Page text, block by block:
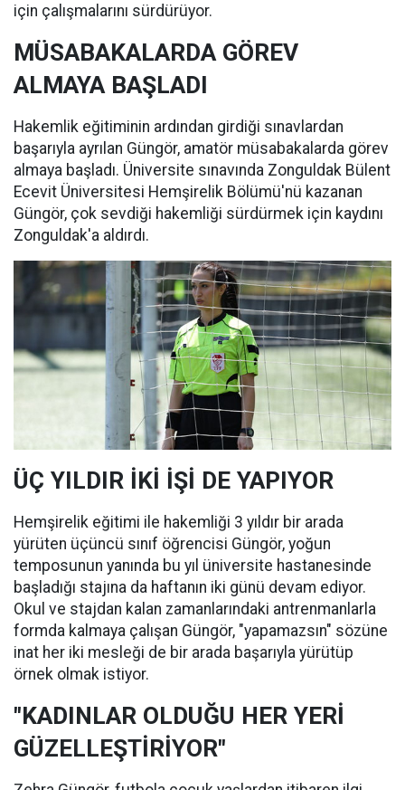
için çalışmalarını sürdürüyor.
MÜSABAKALARDA GÖREV
ALMAYA BAŞLADI
Hakemlik eğitiminin ardından girdiği sınavlardan
başarıyla ayrılan Güngör, amatör müsabakalarda görev
almaya başladı. Üniversite sınavında Zonguldak Bülent
Ecevit Üniversitesi Hemşirelik Bölümü'nü kazanan
Güngör, çok sevdiği hakemliği sürdürmek için kaydını
Zonguldak'a aldırdı.
ÜÇ YILDIR İKİ İŞİ DE YAPIYOR
Hemşirelik eğitimi ile hakemliği 3 yıldır bir arada
yürüten üçüncü sınıf öğrencisi Güngör, yoğun
temposunun yanında bu yıl üniversite hastanesinde
başladığı stajına da haftanın iki günü devam ediyor.
Okul ve stajdan kalan zamanlarındaki antrenmanlarla
formda kalmaya çalışan Güngör, "yapamazsın" sözüne
inat her iki mesleği de bir arada başarıyla yürütüp
örnek olmak istiyor.
"KADINLAR OLDUĞU HER YERİ
GÜZELLEŞTİRİYOR"